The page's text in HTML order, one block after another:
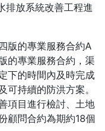
排放系統改善工程進
版的專業服務合約A
的專業服務合約，渠
下的時間內及時完成
持續的防洪方案。
項目進行檢討、土地
顧問合約為期約18個